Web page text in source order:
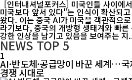
[인터내셔널포커스] 미국인들 사이에
미국보다 앞서 있다"는 인식이 확산되
왔다. 이는 중국 AI가 미국을 객관적으
라기보다, 중국의 개방형 생태계와 빠
강한 인상을 남기고 있음을 보여주는 지
NEWSTOP 5
1
AI·반도체·공급망이 바꾼 세계…
경쟁 시대로